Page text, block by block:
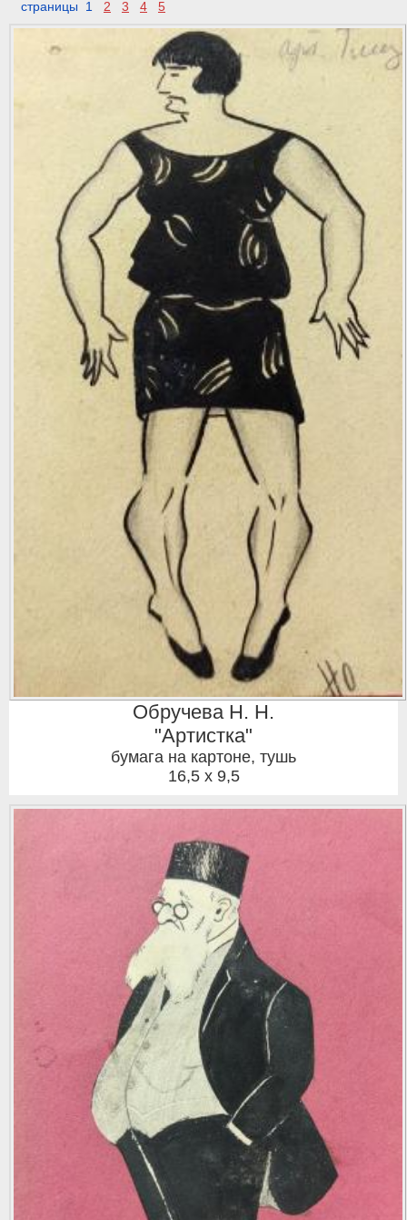
страницы 1 2 3 4 5
Обручева Н. Н.
"Артистка"
бумага на картоне, тушь
16,5 x 9,5